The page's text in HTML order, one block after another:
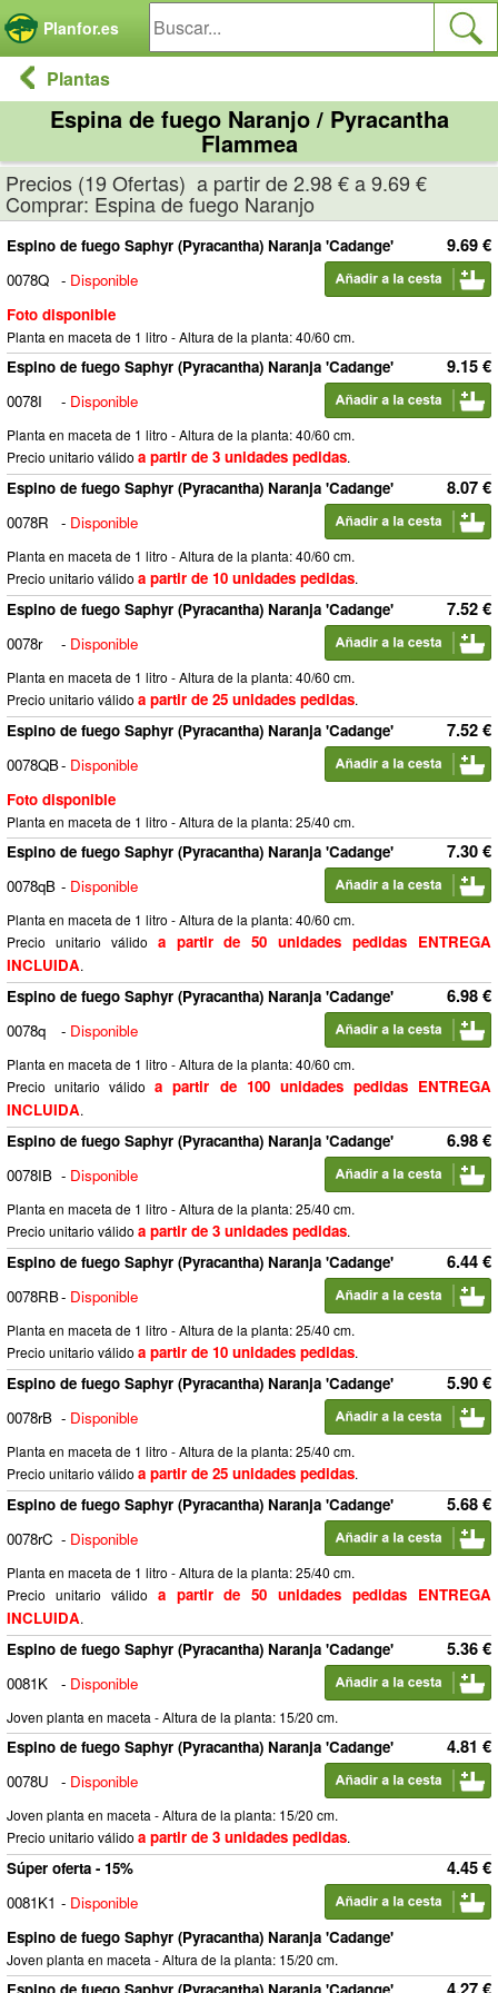
Planfor.es
Plantas
Espina de fuego Naranjo / Pyracantha
Flammea
Precios (19 Ofertas) a partir de 2.98 € a 9.69 €
Comprar: Espina de fuego Naranjo
9.69 €
Espino de fuego Saphyr (Pyracantha) Naranja 'Cadange'
0078Q - Disponible
Foto disponible
Planta en maceta de 1 litro - Altura de la planta: 40/60 cm.
9.15 €
Espino de fuego Saphyr (Pyracantha) Naranja 'Cadange'
0078I
- Disponible
Planta en maceta de 1 litro - Altura de la planta: 40/60 cm.
Precio unitario válido a partir de 3 unidades pedidas.
8.07 €
Espino de fuego Saphyr (Pyracantha) Naranja 'Cadange'
0078R
- Disponible
Planta en maceta de 1 litro - Altura de la planta: 40/60 cm.
Precio unitario válido a partir de 10 unidades pedidas.
7.52 €
Espino de fuego Saphyr (Pyracantha) Naranja 'Cadange'
0078r
- Disponible
Planta en maceta de 1 litro - Altura de la planta: 40/60 cm.
Precio unitario válido a partir de 25 unidades pedidas.
7.52 €
Espino de fuego Saphyr (Pyracantha) Naranja 'Cadange'
0078QB- Disponible
Foto disponible
Planta en maceta de 1 litro - Altura de la planta: 25/40 cm.
7.30 €
Espino de fuego Saphyr (Pyracantha) Naranja 'Cadange'
0078qB - Disponible
Planta en maceta de 1 litro - Altura de la planta: 40/60 cm.
Precio unitario válido a partir de 50 unidades pedidas ENTREGA
INCLUIDA.
6.98 €
Espino de fuego Saphyr (Pyracantha) Naranja 'Cadange'
0078q
- Disponible
Planta en maceta de 1 litro - Altura de la planta: 40/60 cm.
Precio unitario válidoa partir de 100 unidades pedidas ENTREGA
INCLUIDA.
6.98 €
Espino de fuego Saphyr (Pyracantha) Naranja 'Cadange'
0078IB - Disponible
Planta en maceta de 1 litro - Altura de la planta: 25/40 cm.
Precio unitario válido a partir de 3 unidades pedidas.
6.44 €
Espino de fuego Saphyr (Pyracantha) Naranja 'Cadange'
0078RB- Disponible
Planta en maceta de 1 litro - Altura de la planta: 25/40 cm.
Precio unitario válido a partir de 10 unidades pedidas.
5.90 €
Espino de fuego Saphyr (Pyracantha) Naranja 'Cadange'
0078rB - Disponible
Planta en maceta de 1 litro - Altura de la planta: 25/40 cm.
Precio unitario válido a partir de 25 unidades pedidas.
5.68 €
Espino de fuego Saphyr (Pyracantha) Naranja 'Cadange'
0078rC - Disponible
Planta en maceta de 1 litro - Altura de la planta: 25/40 cm.
Precio unitario válido a partir de 50 unidades pedidas ENTREGA
INCLUIDA.
5.36 €
Espino de fuego Saphyr (Pyracantha) Naranja 'Cadange'
0081K
- Disponible
Joven planta en maceta - Altura de la planta: 15/20 cm.
4.81 €
Espino de fuego Saphyr (Pyracantha) Naranja 'Cadange'
0078U
- Disponible
Joven planta en maceta - Altura de la planta: 15/20 cm.
Precio unitario válido a partir de 3 unidades pedidas.
4.45 €
Súper oferta - 15%
0081K1 - Disponible
Espino de fuego Saphyr (Pyracantha) Naranja 'Cadange'
Joven planta en maceta - Altura de la planta: 15/20 cm.
Panel de gestión de cookies